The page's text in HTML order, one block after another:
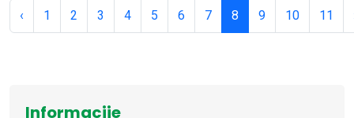
‹ 1 2 3 4 5 6 7 8 9 10 11
Informacije